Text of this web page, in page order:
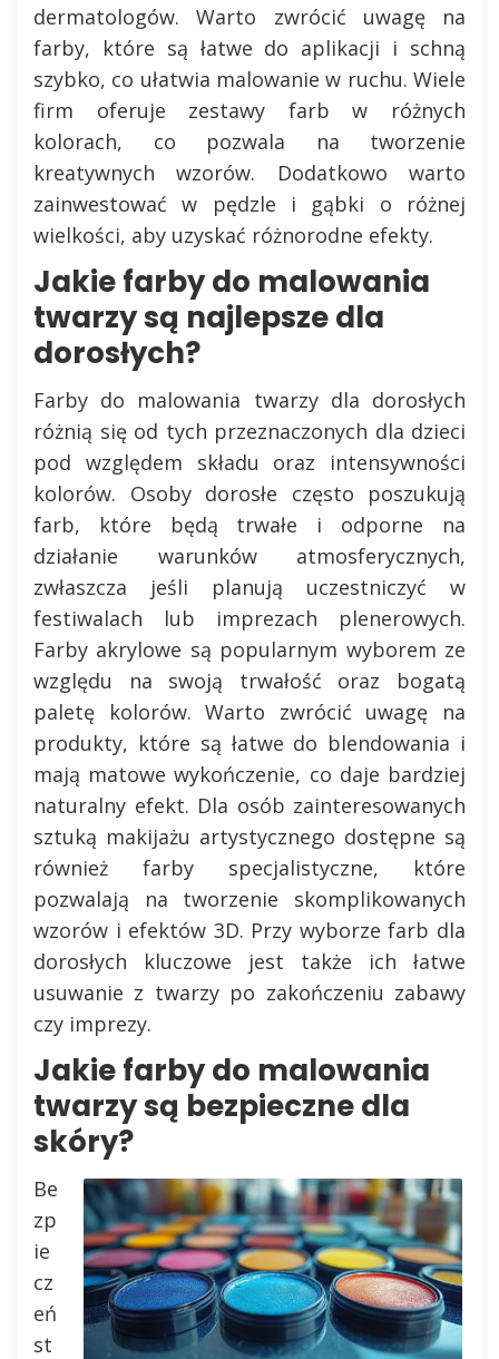
dermatologów. Warto zwrócić uwagę na
farby, które są łatwe do aplikacji i schną
szybko, co ułatwia malowanie w ruchu. Wiele
firm oferuje zestawy farb w różnych
kolorach, co pozwala na tworzenie
kreatywnych wzorów. Dodatkowo warto
zainwestować w pędzle i gąbki o różnej
wielkości, aby uzyskać różnorodne efekty.
Jakie farby do malowania
twarzy są najlepsze dla
dorosłych?
Farby do malowania twarzy dla dorosłych
różnią się od tych przeznaczonych dla dzieci
pod względem składu oraz intensywności
kolorów. Osoby dorosłe często poszukują
farb, które będą trwałe i odporne na
działanie warunków atmosferycznych,
zwłaszcza jeśli planują uczestniczyć w
festiwalach lub imprezach plenerowych.
Farby akrylowe są popularnym wyborem ze
względu na swoją trwałość oraz bogatą
paletę kolorów. Warto zwrócić uwagę na
produkty, które są łatwe do blendowania i
mają matowe wykończenie, co daje bardziej
naturalny efekt. Dla osób zainteresowanych
sztuką makijażu artystycznego dostępne są
również farby specjalistyczne, które
pozwalają na tworzenie skomplikowanych
wzorów i efektów 3D. Przy wyborze farb dla
dorosłych kluczowe jest także ich łatwe
usuwanie z twarzy po zakończeniu zabawy
czy imprezy.
Jakie farby do malowania
twarzy są bezpieczne dla
skóry?
Be
zp
ie
cz
eń
st